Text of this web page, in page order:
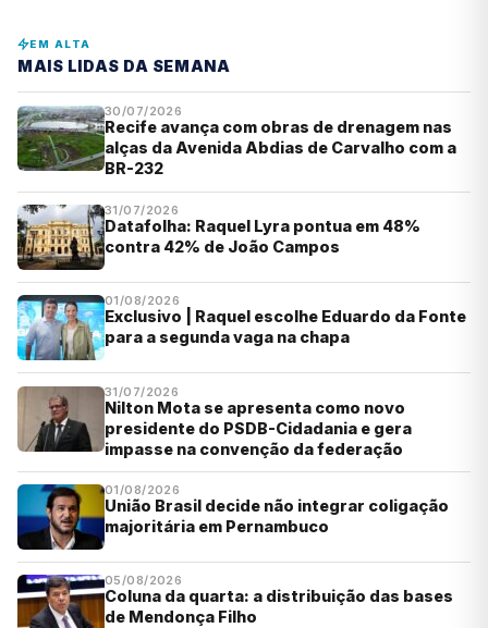
EM ALTA
MAIS LIDAS DA SEMANA
30/07/2026
Recife avança com obras de drenagem nas
alças da Avenida Abdias de Carvalho com a
BR-232
31/07/2026
Datafolha: Raquel Lyra pontua em 48%
contra 42% de João Campos
01/08/2026
Exclusivo | Raquel escolhe Eduardo da Fonte
para a segunda vaga na chapa
31/07/2026
Nilton Mota se apresenta como novo
presidente do PSDB-Cidadania e gera
impasse na convenção da federação
01/08/2026
União Brasil decide não integrar coligação
majoritária em Pernambuco
05/08/2026
Coluna da quarta: a distribuição das bases
de Mendonça Filho